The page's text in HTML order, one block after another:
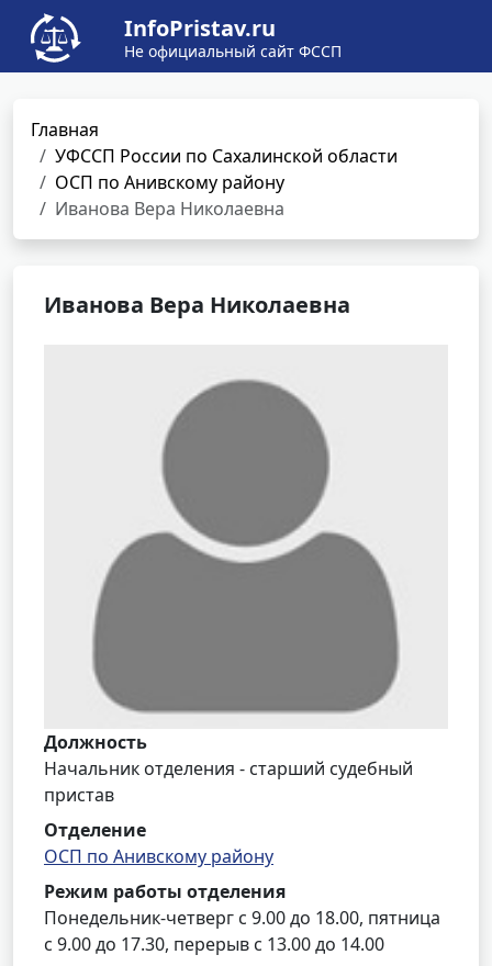
InfoPristav.ru
Не официальный сайт ФССП
Главная
УФССП России по Сахалинской области
ОСП по Анивскому району
Иванова Вера Николаевна
Иванова Вера Николаевна
Должность
Начальник отделения - старший судебный
пристав
Отделение
ОСП по Анивскому району
Режим работы отделения
Понедельник-четверг с 9.00 до 18.00, пятница
с 9.00 до 17.30, перерыв с 13.00 до 14.00